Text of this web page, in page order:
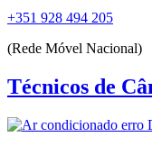
+351 928 494 205
(Rede Móvel Nacional)
Técnicos de